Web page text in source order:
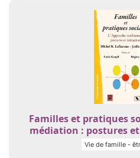
Familles et pratiques
médiation : postures
Vie de famille -